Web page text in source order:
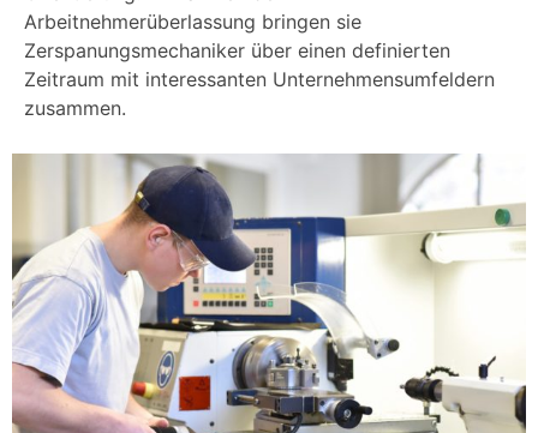
Arbeitnehmerüberlassung bringen sie
Zerspanungsmechaniker über einen definierten
Zeitraum mit interessanten Unternehmensumfeldern
zusammen.